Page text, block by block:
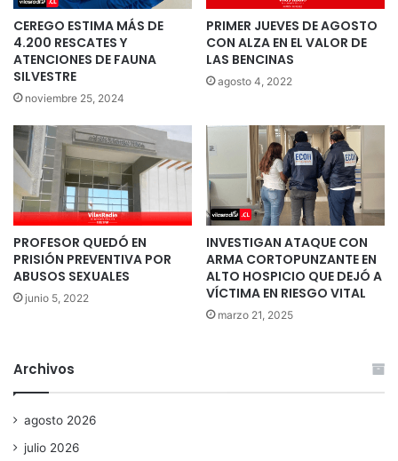
CEREGO ESTIMA MÁS DE
4.200 RESCATES Y
ATENCIONES DE FAUNA
SILVESTRE
noviembre 25, 2024
PRIMER JUEVES DE AGOSTO
CON ALZA EN EL VALOR DE
LAS BENCINAS
agosto 4, 2022
PROFESOR QUEDÓ EN
PRISIÓN PREVENTIVA POR
ABUSOS SEXUALES
junio 5, 2022
INVESTIGAN ATAQUE CON
ARMA CORTOPUNZANTE EN
ALTO HOSPICIO QUE DEJÓ A
VÍCTIMA EN RIESGO VITAL
marzo 21, 2025
Archivos
agosto 2026
julio 2026